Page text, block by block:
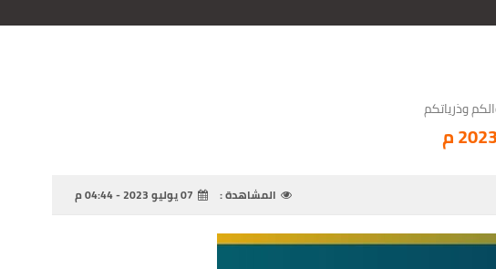
وذرياتكم
المشاهدة : 07 يوليو 2023 - 04:44 م